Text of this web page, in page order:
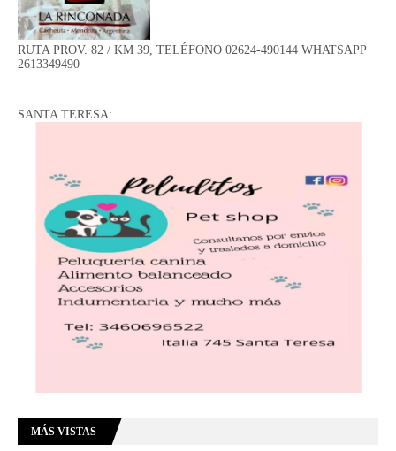
RUTA PROV. 82 / KM 39, TELÉFONO 02624-490144 WHATSAPP
2613349490
SANTA TERESA:
MÁS VISTAS